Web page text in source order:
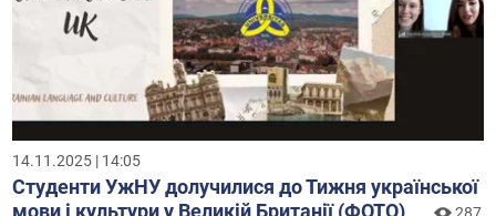
14.11.2025 | 14:05
Студенти УжНУ долучилися до Тижня української
мови і культури у Великій Британії (ФОТО)
287